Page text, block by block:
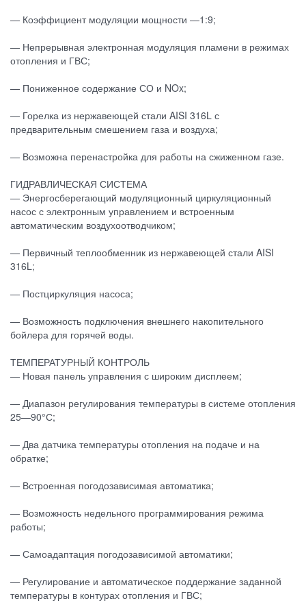
— Коэффициент модуляции мощности —1:9;
— Непрерывная электронная модуляция пламени в режимах
отопления и ГВС;
— Пониженное содержание СО и NOx;
— Горелка из нержавеющей стали AISI 316L с
предварительным смешением газа и воздуха;
— Возможна перенастройка для работы на сжиженном газе.
ГИДРАВЛИЧЕСКАЯ СИСТЕМА
— Энергосберегающий модуляционный циркуляционный
насос с электронным управлением и встроенным
автоматическим воздухоотводчиком;
— Первичный теплообменник из нержавеющей стали AISI
316L;
— Постциркуляция насоса;
— Возможность подключения внешнего накопительного
бойлера для горячей воды.
ТЕМПЕРАТУРНЫЙ КОНТРОЛЬ
— Новая панель управления с широким дисплеем;
— Диапазон регулирования температуры в системе отопления
25—90°С;
— Два датчика температуры отопления на подаче и на
обратке;
— Встроенная погодозависимая автоматика;
— Возможность недельного программирования режима
работы;
— Самоадаптация погодозависимой автоматики;
— Регулирование и автоматическое поддержание заданной
температуры в контурах отопления и ГВС;